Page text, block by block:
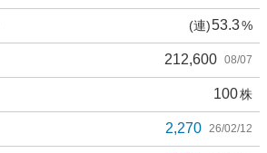
(連)53.3%
212,600 08/07
100株
2,270 26/02/12